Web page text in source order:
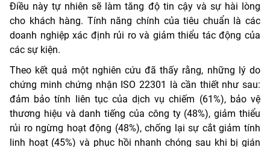
Điều này tự nhiên sẽ làm tăng độ tin cậy và sự hài lòng
cho khách hàng. Tính năng chính của tiêu chuẩn là các
doanh nghiệp xác định rủi ro và giảm thiểu tác động của
các sự kiện.
Theo kết quả một nghiên cứu đã thấy rằng, những lý do
chứng minh chứng nhận ISO 22301 là cần thiết như sau:
đảm bảo tính liên tục của dịch vụ chiếm (61%), bảo vệ
thương hiệu và danh tiếng của công ty (48%), giảm thiểu
rủi ro ngừng hoạt động (48%), chống lại sự cắt giảm tính
linh hoạt (45%) và phục hồi nhanh chóng sau khi bị gián